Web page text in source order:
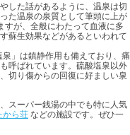
した話があるように、温泉は切
た温泉の泉質として筆頭に上が
すが、全般にわたって血液に多
蘇生効果などがあるといわれて
」は鎮静作用も備えており、痛
呼ばれています。硫酸塩泉以外
切り傷からの回復に好ましい泉
スーパー銭湯の中でも特に人気
から荘 などの施設です。ぜひ一